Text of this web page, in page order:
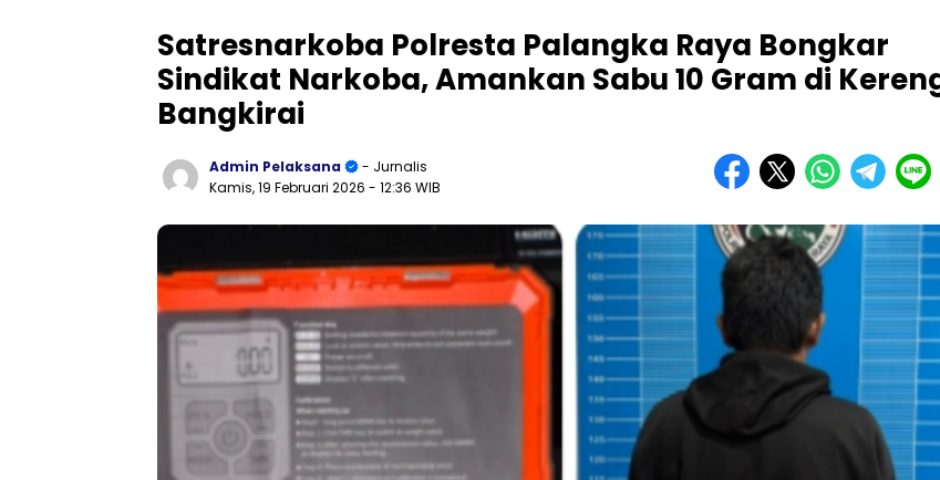
Satresnarkoba Polresta Palangka Raya Bongkar
Sindikat Narkoba, Amankan Sabu 10 Gram di
Bangkirai
Admin Pelaksana
- Jurnalis
Kamis, 19 Februari 2026 - 12:36 WIB